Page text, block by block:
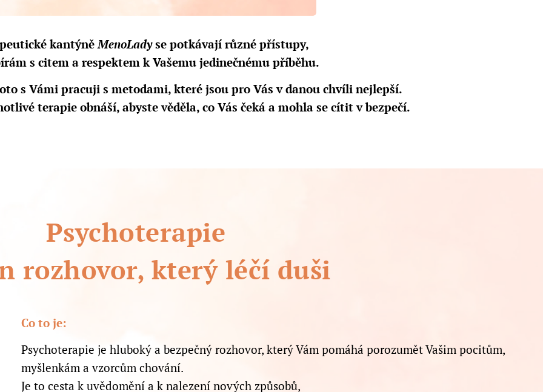
kantýně MenoLadyse potkávají různé přístupy,
s citem a respektem k Vašemu jedinečnému příběhu.
s Vámi pracuji s metodami, které jsou pro Vás v danou chvíli nejlepší.
terapie obnáší, abyste věděla, co Vás čeká a mohla se cítit v bezpečí.
Psychoterapie
rozhovor, který léčí duši
Co to je:
Psychoterapie je hluboký a bezpečný rozhovor, který Vám pomáhá porozumět Vašim pocitům,
myšlenkám a vzorcům chování.
Je to cesta k uvědomění a k nalezení nových způsobů,